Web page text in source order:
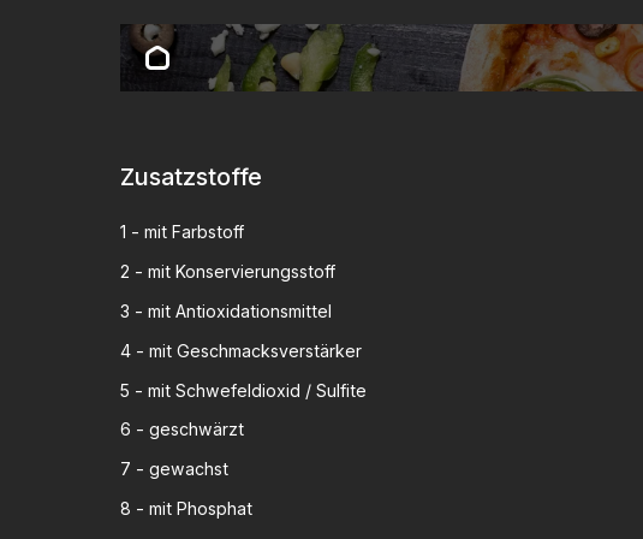
Zusatzstoffe
1 -mit Farbstoff
2 -mit Konservierungsstoff
3 -mit Antioxidationsmittel
4 -mit Geschmacksverstärker
5 -mit Schwefeldioxid / Sulfite
6 -geschwärzt
7 -gewachst
8 -mit Phosphat